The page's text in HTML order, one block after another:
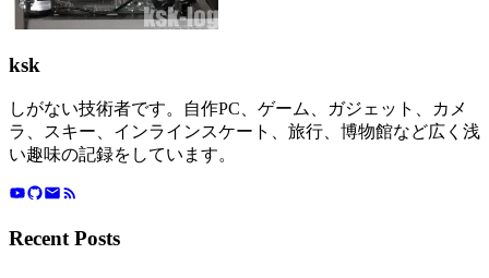
ksk
しがない技術者です。自作PC、ゲーム、ガジェット、カメ
ラ、スキー、インラインスケート、旅行、博物館など広く浅
い趣味の記録をしています。
Recent Posts